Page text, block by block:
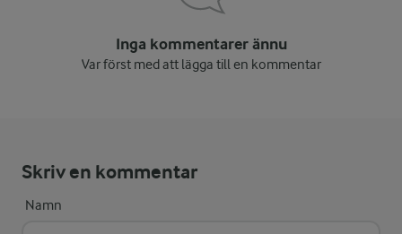
Inga kommentarer ännu
Var först med att lägga till en kommentar
Skriv en kommentar
Namn